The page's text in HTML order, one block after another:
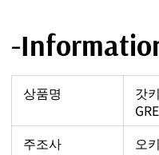
-
상품명
갓
주조사
오